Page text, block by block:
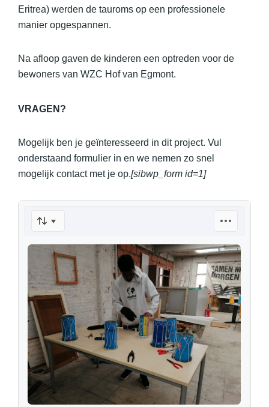
Eritrea) werden de tauroms op een professionele
manier opgespannen.
Na afloop gaven de kinderen een optreden voor de
bewoners van WZC Hof van Egmont.
VRAGEN?
Mogelijk ben je geïnteresseerd in dit project. Vul
onderstaand formulier in en we nemen zo snel
mogelijk contact met je op.[sibwp_form id=1]